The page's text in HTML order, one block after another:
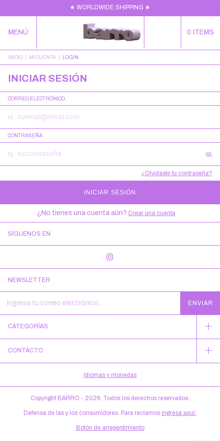
★ WORLDWIDE SHIPPING ★
MENÚ 0 ITEMS
INICIO MI CUENTA LOGIN
INICIAR SESIÓN
CORREO ELECTRÓNICO
CONTRASEÑA
¿Olvidaste tu contraseña?
INICIAR SESIÓN
¿No tienes una cuenta aún? Crear una cuenta
SÍGUENOS EN
NEWSLETTER
CATEGORÍAS
CONTACTO
Idiomas y monedas
Copyright BARRO - 2026. Todos los derechos reservados.
Defensa de las y los consumidores. Para reclamos ingresa aquí.
Botón de arrepentimiento